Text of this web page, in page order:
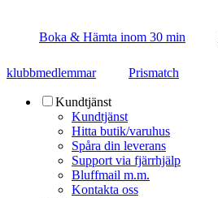
Boka & Hämta inom 30 min
klubbmedlemmar Prismatch
Kundtjänst
Kundtjänst
Hitta butik/varuhus
Spåra din leverans
Support via fjärrhjälp
Bluffmail m.m.
Kontakta oss